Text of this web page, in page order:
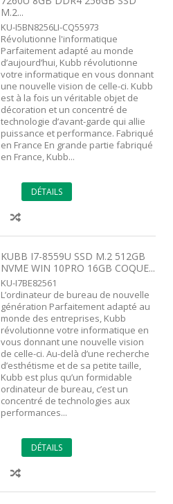
M.2...
KU-I5BN8256LI-CQ55973
Révolutionne l'informatique
Parfaitement adapté au monde
d’aujourd’hui, Kubb révolutionne
votre informatique en vous donnant
une nouvelle vision de celle-ci. Kubb
est à la fois un véritable objet de
décoration et un concentré de
technologie d’avant-garde qui allie
puissance et performance. Fabriqué
en France En grande partie fabriqué
en France, Kubb...
DÉTAILS
KUBB I7-8559U SSD M.2 512GB
NVME WIN 10PRO 16GB COQUE...
KU-I7BE82561
L’ordinateur de bureau de nouvelle
génération Parfaitement adapté au
monde des entreprises, Kubb
révolutionne votre informatique en
vous donnant une nouvelle vision
de celle-ci. Au-delà d’une recherche
d’esthétisme et de sa petite taille,
Kubb est plus qu’un formidable
ordinateur de bureau, c’est un
concentré de technologies aux
performances...
DÉTAILS